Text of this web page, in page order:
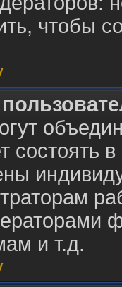
чтобы
состоять
и т.д.